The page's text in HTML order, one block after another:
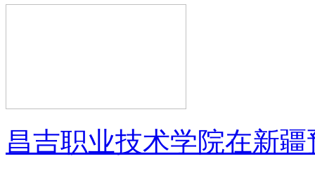
昌吉职业技术学院在新疆